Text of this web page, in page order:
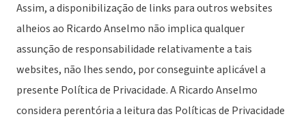
Assim, a disponibilização de links para outros websites
alheios ao Ricardo Anselmo não implica qualquer
assunção de responsabilidade relativamente a tais
websites, não lhes sendo, por conseguinte aplicável a
presente Política de Privacidade. A Ricardo Anselmo
considera perentória a leitura das Políticas de Privacidade